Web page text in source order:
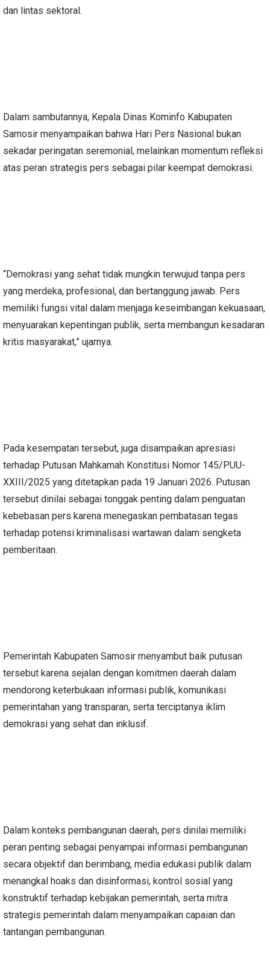
dan lintas sektoral.
Dalam sambutannya, Kepala Dinas Kominfo Kabupaten
Samosir menyampaikan bahwa Hari Pers Nasional bukan
sekadar peringatan seremonial, melainkan momentum refleksi
atas peran strategis pers sebagai pilar keempat demokrasi.
“Demokrasi yang sehat tidak mungkin terwujud tanpa pers
yang merdeka, profesional, dan bertanggung jawab. Pers
memiliki fungsi vital dalam menjaga keseimbangan kekuasaan,
menyuarakan kepentingan publik, serta membangun kesadaran
kritis masyarakat,” ujarnya.
Pada kesempatan tersebut, juga disampaikan apresiasi
terhadap Putusan Mahkamah Konstitusi Nomor 145/PUU-
XXIII/2025 yang ditetapkan pada 19 Januari 2026. Putusan
tersebut dinilai sebagai tonggak penting dalam penguatan
kebebasan pers karena menegaskan pembatasan tegas
terhadap potensi kriminalisasi wartawan dalam sengketa
pemberitaan.
Pemerintah Kabupaten Samosir menyambut baik putusan
tersebut karena sejalan dengan komitmen daerah dalam
mendorong keterbukaan informasi publik, komunikasi
pemerintahan yang transparan, serta terciptanya iklim
demokrasi yang sehat dan inklusif.
Dalam konteks pembangunan daerah, pers dinilai memiliki
peran penting sebagai penyampai informasi pembangunan
secara objektif dan berimbang, media edukasi publik dalam
menangkal hoaks dan disinformasi, kontrol sosial yang
konstruktif terhadap kebijakan pemerintah, serta mitra
strategis pemerintah dalam menyampaikan capaian dan
tantangan pembangunan.